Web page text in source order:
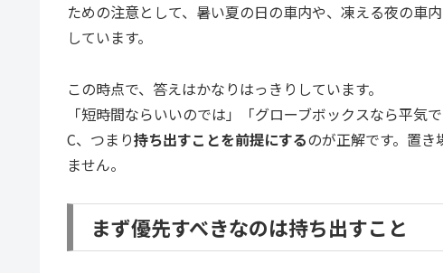
ための注意として、暑い夏の日の車内や、凍える夜の車
しています。
この時点で、答えはかなりはっきりしています。
「短時間ならいいのでは」「グローブボックスなら平
C、つまり持ち出すことを前提にするのが正解です。置
ません。
まず優先すべきなのは持ち出すこと